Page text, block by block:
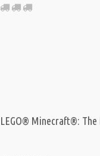
LEGO® Minecraft®: The